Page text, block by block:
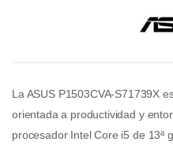
La ASUS P1503CVA-S71739X
orientada a productividad y
procesador Intel Core i5 de 13ª